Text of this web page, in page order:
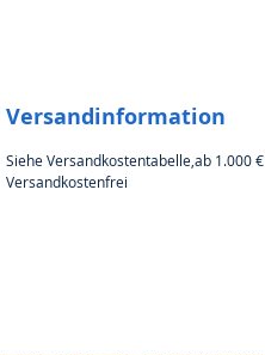
Versandinformation
Siehe Versandkostentabelle,ab 1.000 €
Versandkostenfrei